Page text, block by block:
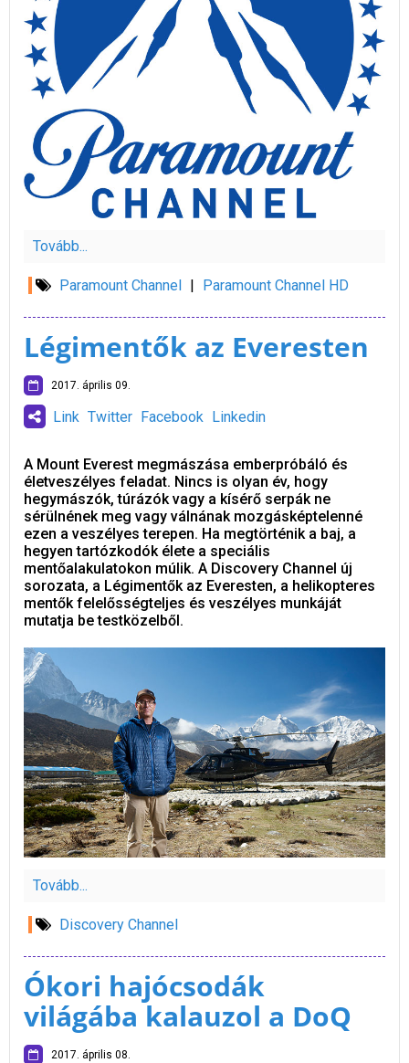
Tovább...
Paramount Channel | Paramount Channel HD
Légimentők az Everesten
2017. április 09.
Link Twitter Facebook Linkedin
A Mount Everest megmászása emberpróbáló és
életveszélyes feladat. Nincs is olyan év, hogy
hegymászók, túrázók vagy a kísérő serpák ne
sérülnének meg vagy válnának mozgásképtelenné
ezen a veszélyes terepen. Ha megtörténik a baj, a
hegyen tartózkodók élete a speciális
mentőalakulatokon múlik. A Discovery Channel új
sorozata, a Légimentők az Everesten, a helikopteres
mentők felelősségteljes és veszélyes munkáját
mutatja be testközelből.
Tovább...
Discovery Channel
Ókori hajócsodák
világába kalauzol a DoQ
2017. április 08.